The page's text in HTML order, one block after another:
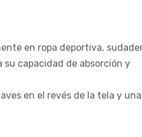
en ropa deportiva,
su capacidad de absorción y
en el revés de la tela y una